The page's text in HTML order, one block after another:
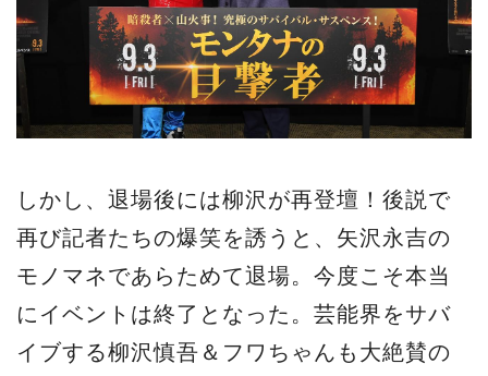
しかし、退場後には柳沢が再登壇！後説で
再び記者たちの爆笑を誘うと、矢沢永吉の
モノマネであらためて退場。今度こそ本当
にイベントは終了となった。芸能界をサバ
イブする柳沢慎吾＆フワちゃんも大絶賛の